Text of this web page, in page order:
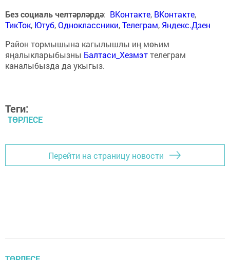
Без социаль челтәрләрдә: ВКонтакте, ВКонтакте,
ТикТок, Ютуб,Одноклассники,Телеграм, Яндекс.Дзен
Район тормышына кагылышлы иң мөһим
яңалыкларыбызны Балтаси_Хезмэттелеграм
каналыбызда да укыгыз.
Теги:
ТӨРЛЕСЕ
Перейти на страницу новости